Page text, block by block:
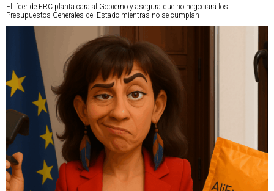
El líder de ERC planta cara al Gobierno y asegura que no negociará los
Presupuestos Generales del Estado mientras no se cumplan